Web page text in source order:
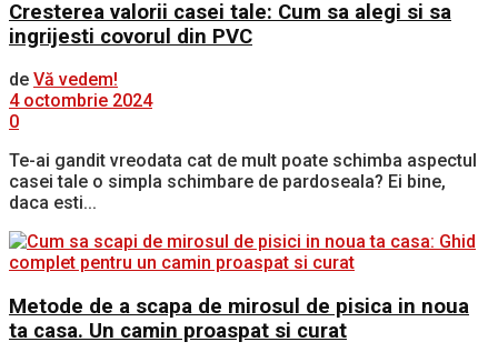
Cresterea valorii casei tale: Cum sa alegi si sa
ingrijesti covorul din PVC
de Vă vedem!
4 octombrie 2024
0
Te-ai gandit vreodata cat de mult poate schimba aspectul
casei tale o simpla schimbare de pardoseala? Ei bine,
daca esti...
Metode de a scapa de mirosul de pisica in noua
ta casa. Un camin proaspat si curat